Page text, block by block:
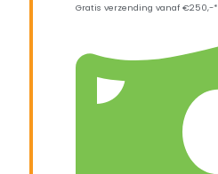
Gratis verzending vanaf €250,-*